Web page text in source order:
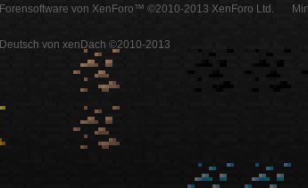
Forensoftware von XenForo™ ©2010-2013 XenForo Ltd.
Deutsch von xenDach ©2010-2013